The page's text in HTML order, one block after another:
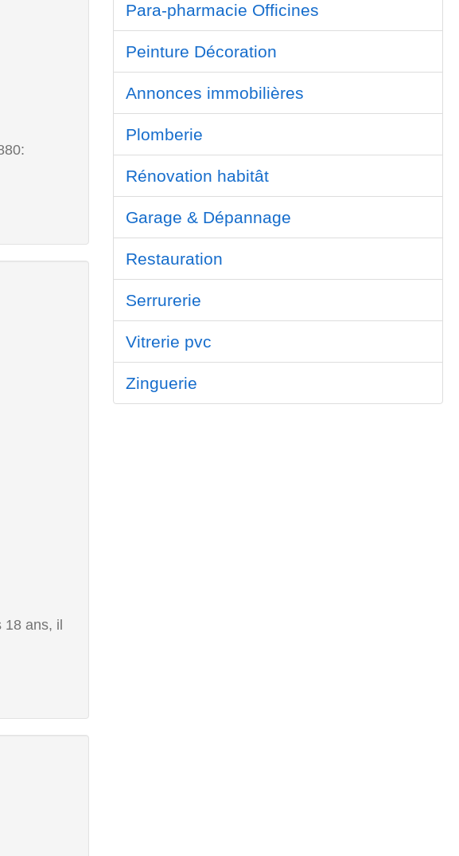
18 ans, il
Para-pharmacie Officines
Peinture Décoration
Annonces immobilières
Plomberie
Rénovation habitât
Garage & Dépannage
Restauration
Serrurerie
Vitrerie pvc
Zinguerie